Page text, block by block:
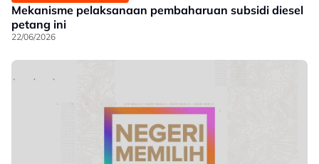
Mekanisme pelaksanaan pembaharuan subsidi diesel
petang ini
22/06/2026